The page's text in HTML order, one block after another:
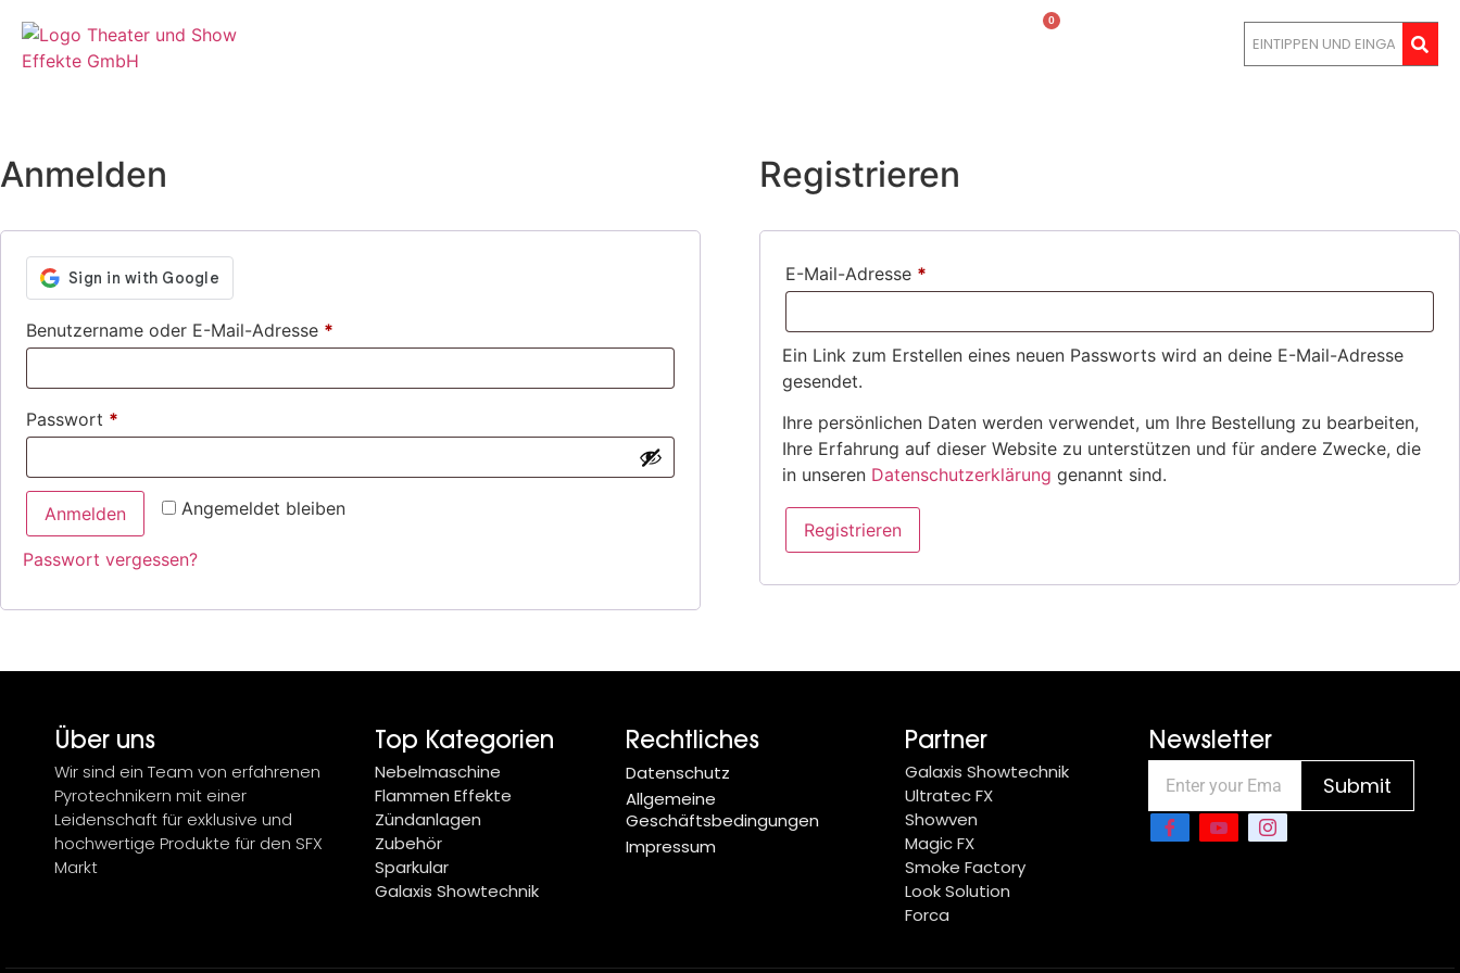
0
Anmelden
Benutzername oder E-Mail-Adresse *
Passwort *
Angemeldet bleiben
Anmelden
Passwort vergessen?
Registrieren
E-Mail-Adresse *
Ein Link zum Erstellen eines neuen Passworts wird an deine E-Mail-Adresse
gesendet.
Ihre persönlichen Daten werden verwendet, um Ihre Bestellung zu bearbeiten,
Ihre Erfahrung auf dieser Website zu unterstützen und für andere Zwecke, die
in unseren Datenschutzerklärung genannt sind.
Registrieren
Über uns
Wir sind ein Team von erfahrenen
Pyrotechnikern mit einer
Leidenschaft für exklusive und
hochwertige Produkte für den SFX
Markt
Top Kategorien
Nebelmaschine
Flammen Effekte
Zündanlagen
Zubehör
Sparkular
Galaxis Showtechnik
Rechtliches
Datenschutz
Allgemeine
Geschäftsbedingungen
Impressum
Partner
Galaxis Showtechnik
Ultratec FX
Showven
Magic FX
Smoke Factory
Look Solution
Forca
Newsletter
Submit